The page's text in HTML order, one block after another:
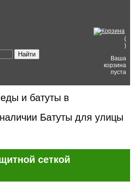
(
)
Ваша
корзина
пуста
и батуты в
Батуты для улицы
сеткой